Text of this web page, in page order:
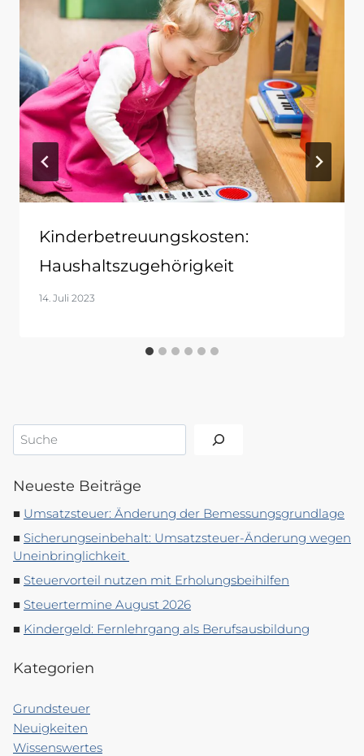
Kinderbetreuungskosten:
Haushaltszugehörigkeit
14. Juli 2023
Suchen
Neueste Beiträge
Umsatzsteuer: Änderung der Bemessungsgrundlage
Sicherungseinbehalt: Umsatzsteuer-Änderung wegen
Uneinbringlichkeit
Steuervorteil nutzen mit Erholungsbeihilfen
Steuertermine August 2026
Kindergeld: Fernlehrgang als Berufsausbildung
Kategorien
Grundsteuer
Neuigkeiten
Wissenswertes